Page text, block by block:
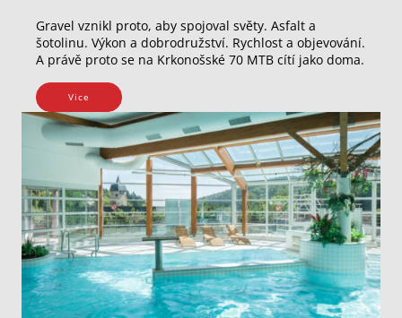
Gravel vznikl proto, aby spojoval světy. Asfalt a
šotolinu. Výkon a dobrodružství. Rychlost a objevování.
A právě proto se na Krkonošské 70 MTB cítí jako doma.
Vice